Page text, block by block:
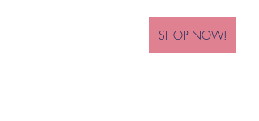
SHOP NOW!